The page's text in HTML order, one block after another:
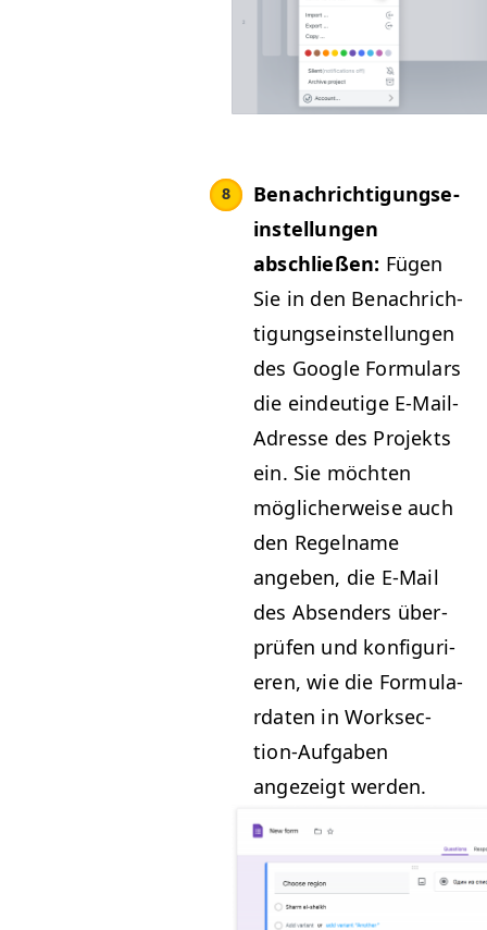
Benachrich­ti­gung­se­
in­stel­lun­gen
abschließen: Fügen
Sie in den Benachrich­
ti­gung­se­in­stel­lun­gen
des Google For­mu­la­rs
die ein­deutige E‑Mail-
Adresse des Pro­jek­ts
ein. Sie möcht­en
möglicher­weise auch
den Regel­name
angeben, die E‑Mail
des Absenders über­
prüfen und kon­fig­uri­
eren, wie die For­mu­la­
rdat­en in Work­sec­
tion-Auf­gaben
angezeigt werden.